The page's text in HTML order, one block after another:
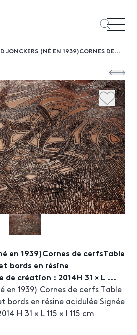
ARMAND JONCKERS (NÉ EN 1939)CORNES DE CERFSTABLE BASSECUIVRE GRAVÉ ET BORDS EN RÉSINE ACIDULÉESIGNÉEDATE DE CRÉATION : 2014H 31 × L ...
en 1939)Cornes de cerfsTable
bords en résine
de création : 2014H 31 × L ...
en 1939) Cornes de cerfs Table
bords en résine acidulée Signée
H 31 × L 115 × l 115 cm